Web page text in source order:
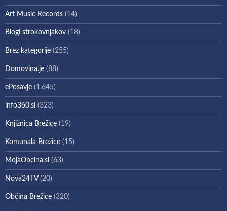
Art Music Records (14)
Blogi strokovnjakov (18)
Brez kategorije (255)
Domovina.je (88)
ePosavje (1.645)
info360.si (323)
Knjižnica Brežice (19)
Komunala Brežice (15)
MojaObcina.si (63)
Nova24TV(20)
Občina Brežice (320)